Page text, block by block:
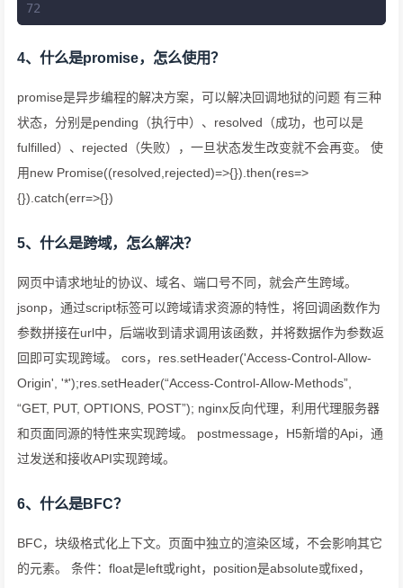
72
4、什么是promise，怎么使用？
promise是异步编程的解决方案，可以解决回调地狱的问题 有三种
状态，分别是pending（执行中）、resolved（成功，也可以是
fulfilled）、rejected（失败），一旦状态发生改变就不会再变。 使
用new Promise((resolved,rejected)=>{}).then(res=>
{}).catch(err=>{})
5、什么是跨域，怎么解决？
网页中请求地址的协议、域名、端口号不同，就会产生跨域。
jsonp，通过script标签可以跨域请求资源的特性，将回调函数作为
参数拼接在url中，后端收到请求调用该函数，并将数据作为参数返
回即可实现跨域。 cors，res.setHeader('Access-Control-Allow-
Origin', '*');res.setHeader(“Access-Control-Allow-Methods”,
“GET, PUT, OPTIONS, POST”); nginx反向代理，利用代理服务器
和页面同源的特性来实现跨域。 postmessage，H5新增的Api，通
过发送和接收API实现跨域。
6、什么是BFC？
BFC，块级格式化上下文。页面中独立的渲染区域，不会影响其它
的元素。 条件：float是left或right，position是absolute或fixed，